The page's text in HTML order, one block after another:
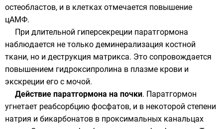
остеобластов, и в клетках отмечается повышение
цАМФ.
При длительной гиперсекреции паратгормона
наблюдается не только деминерализация костной
ткани, но и деструкция матрикса. Это сопровождается
повышением гидроксипролина в плазме крови и
экскреции его с мочой.
Действие паратгормона на почки. Паратгормон
угнетает реабсорбцию фосфатов, и в некоторой степени
натрия и бикарбонатов в проксимальных канальцах